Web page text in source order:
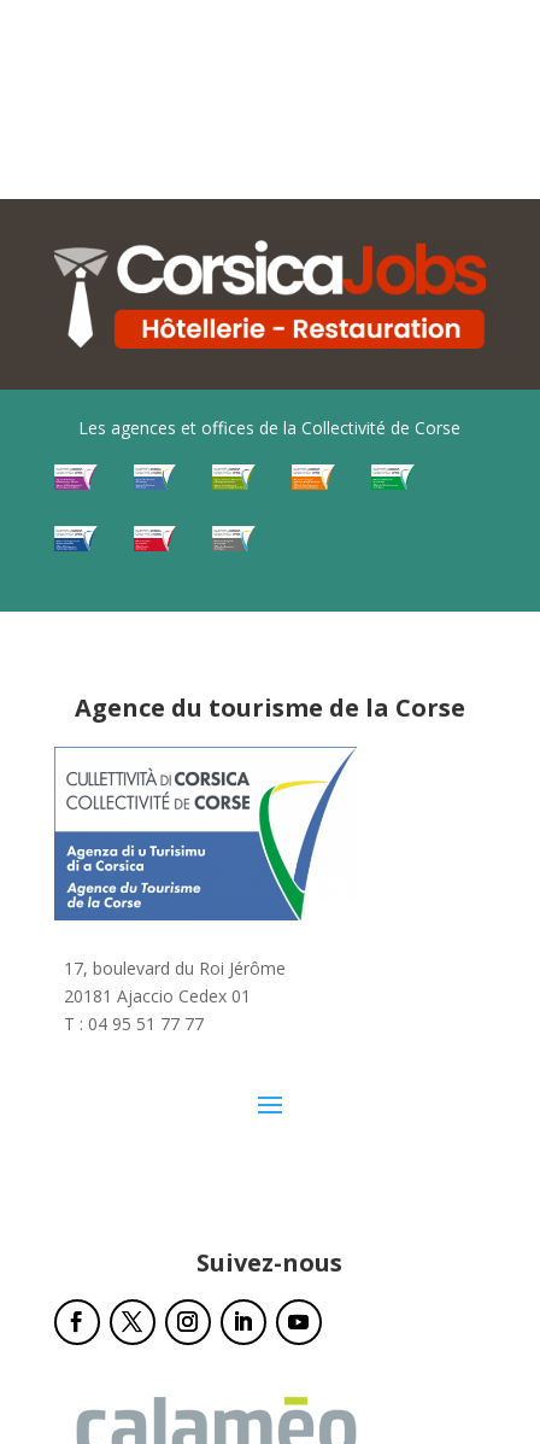
Les agences et offices de la Collectivité de Corse
Agence du tourisme de la Corse
17, boulevard du Roi Jérôme
20181 Ajaccio Cedex 01
T : 04 95 51 77 77
Suivez-nous